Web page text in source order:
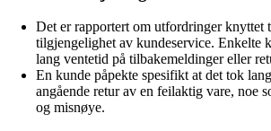
Det er rapportert om utfordringer knyttet
tilgjengelighet av kundeservice. Enkelte
lang ventetid på tilbakemeldinger eller
En kunde påpekte spesifikt at det tok
angående retur av en feilaktig vare, noe
og misnøye.